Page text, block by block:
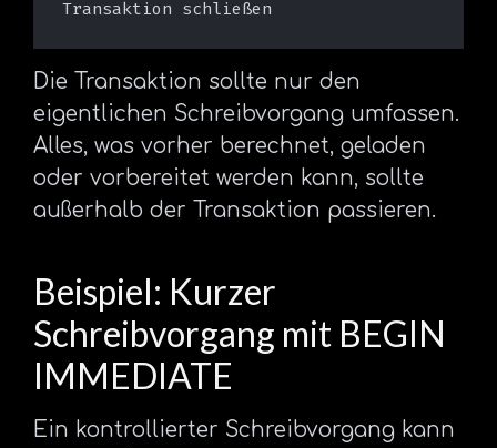
Die Transaktion sollte nur den
eigentlichen Schreibvorgang umfassen.
Alles, was vorher berechnet, geladen
oder vorbereitet werden kann, sollte
außerhalb der Transaktion passieren.
Beispiel: Kurzer
Schreibvorgang mit BEGIN
IMMEDIATE
Ein kontrollierter Schreibvorgang kann